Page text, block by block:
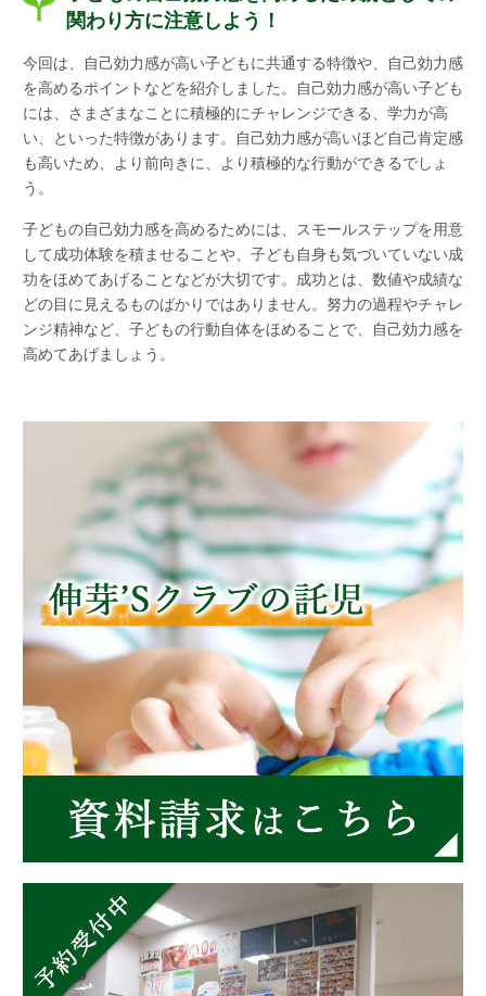
関わり方に注意しよう！
今回は、自己効力感が高い子どもに共通する特徴や、自己効力感
を高めるポイントなどを紹介しました。自己効力感が高い子ども
には、さまざまなことに積極的にチャレンジできる、学力が高
い、といった特徴があります。自己効力感が高いほど自己肯定感
も高いため、より前向きに、より積極的な行動ができるでしょ
う。
子どもの自己効力感を高めるためには、スモールステップを用意
して成功体験を積ませることや、子ども自身も気づいていない成
功をほめてあげることなどが大切です。成功とは、数値や成績な
どの目に見えるものばかりではありません。努力の過程やチャレ
ンジ精神など、子どもの行動自体をほめることで、自己効力感を
高めてあげましょう。